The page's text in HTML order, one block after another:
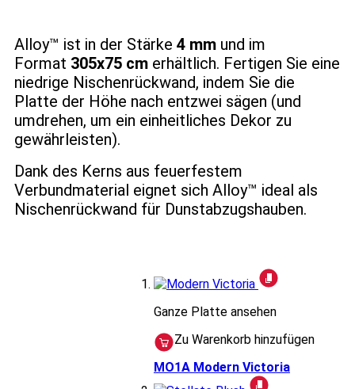
Alloy™ ist in der Stärke 4 mm und im
Format 305x75 cm erhältlich. Fertigen Sie eine
niedrige Nischenrückwand, indem Sie die
Platte der Höhe nach entzwei sägen (und
umdrehen, um ein einheitliches Dekor zu
gewährleisten).
Dank des Kerns aus feuerfestem
Verbundmaterial eignet sich Alloy™ ideal als
Nischenrückwand für Dunstabzugshauben.
Ganze Platte ansehen
Zu Warenkorb hinzufügen
MO1A Modern Victoria